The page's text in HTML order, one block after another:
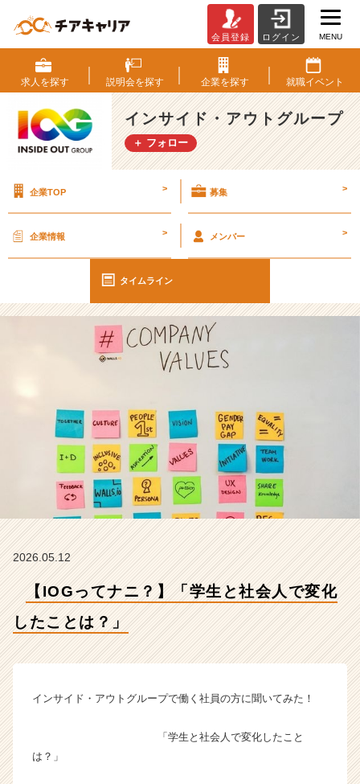
O
G
っ
て
ナ
ニ？】
社
で
変
し
た
こ
ン
サ
イ
ド・
ア
ウ
ト
プ
の
ン】
会員登録 ログイン MENU
求人を探す 説明会を探す 企業を探す 就職イベント
インサイド・アウトグループ
＋ フォロー
企業TOP > 募集 >
企業情報 > メンバー >
タイムライン
2026.05.12
【IOGってナニ？】「学生と社会人で変化
したことは？」
インサイド・アウトグループで働く社員の方に聞いてみた！
「学生と社会人で変化したこと
は？」